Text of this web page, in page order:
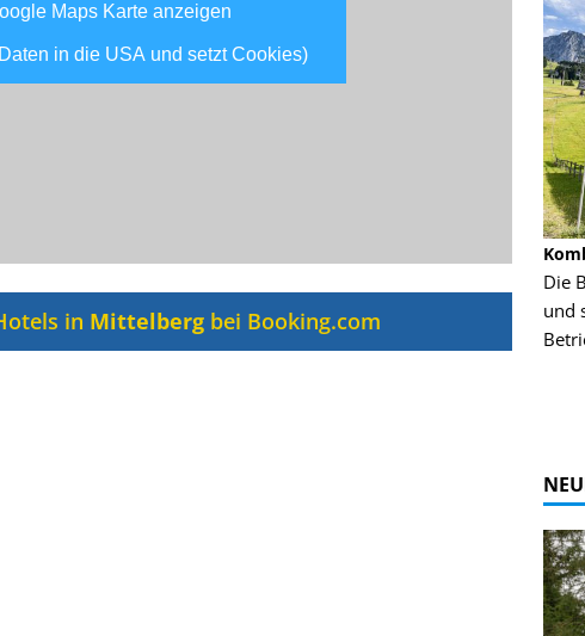
Maps Karte anzeigen
in die USA und setzt Cookies)
in Mittelbergbei Booking.com
Alpine Coaster in Imst! Hier kannst Du Dir
Bilder des Coasters ansehen.
Die
und